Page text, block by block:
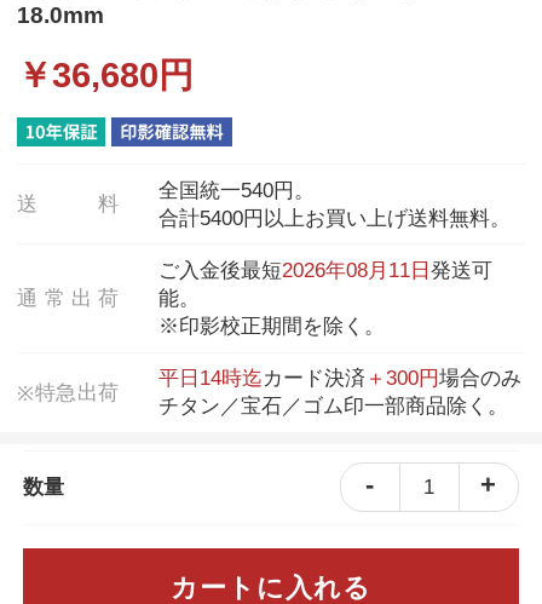
18.0mm
￥36,680 円
送 料
全国統一540円。
合計5400円以上お買い上げ送料無料。
通 常 出 荷
ご入金後最短2026年08月11日発送可
能。
※印影校正期間を除く。
※特急出荷
平日14時迄カード決済 ＋300円場合のみ
チタン／宝石／ゴム印一部商品除く。
数量 - 1 +
カートに入れる